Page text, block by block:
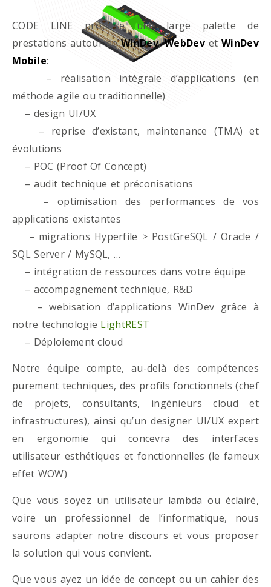
CODE LINE propose une large palette de
prestations autour deWinDev,WebDevet WinDev
Mobile:
– réalisation intégrale d’applications (en
méthode agile ou traditionnelle)
– design UI/UX
– reprise d’existant, maintenance (TMA) et
évolutions
– POC (Proof Of Concept)
– audit technique et préconisations
– optimisation des performances de vos
applications existantes
– migrations Hyperfile > PostGreSQL / Oracle /
SQL Server / MySQL, …
– intégration de ressources dans votre équipe
– accompagnement technique, R&D
– webisation d’applications WinDev grâce à
notre technologie LightREST
– Déploiement cloud
Notre équipe compte, au-delà des compétences
purement techniques, des profils fonctionnels (chef
de projets, consultants, ingénieurs cloud et
infrastructures), ainsi qu’un designer UI/UX expert
en ergonomie qui concevra des interfaces
utilisateur esthétiques et fonctionnelles (le fameux
effet WOW)
Que vous soyez un utilisateur lambda ou éclairé,
voire un professionnel de l’informatique, nous
saurons adapter notre discours et vous proposer
la solution qui vous convient.
Que vous ayez un idée de concept ou un cahier des